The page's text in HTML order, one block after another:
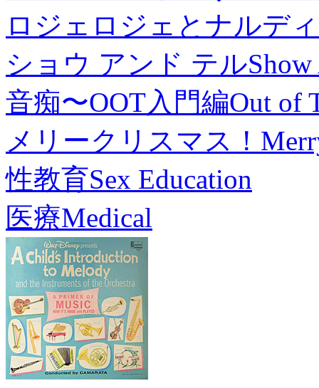
ロジェロジェとナルデ
ショウ アンド テル
音痴〜OOT入門編Out of
メリークリスマス！
性教育Sex Education
医療Medical